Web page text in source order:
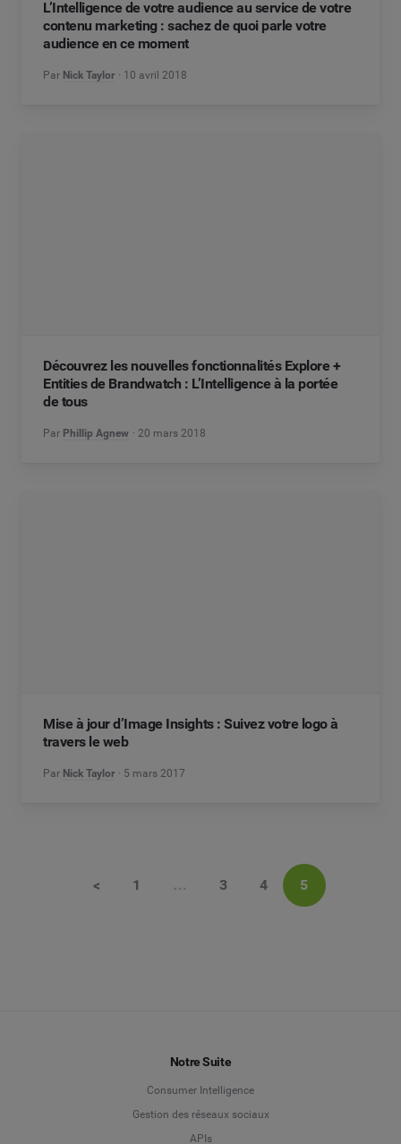
L’Intelligence de votre audience au service de votre
contenu marketing : sachez de quoi parle votre
audience en ce moment
Par Nick Taylor 10 avril 2018
Découvrez les nouvelles fonctionnalités Explore +
Entities de Brandwatch : L’Intelligence à la portée
de tous
Par Phillip Agnew 20 mars 2018
Mise à jour d’Image Insights : Suivez votre logo à
travers le web
Par Nick Taylor 5 mars 2017
< 1 … 3 4 5
Notre Suite
Consumer Intelligence
Gestion des réseaux sociaux
APIs